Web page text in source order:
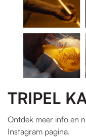
TRIPEL
Ontdek meer info en
Instagram pagina.